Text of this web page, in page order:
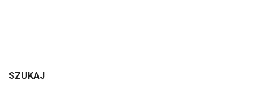
SZUKAJ